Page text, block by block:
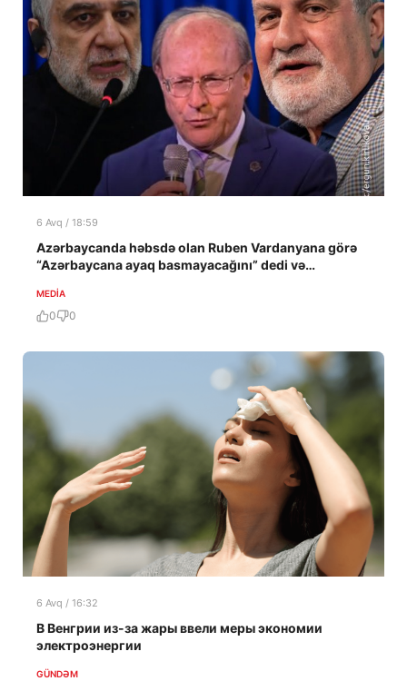
6 Avq / 18:59
Azərbaycanda həbsdə olan Ruben Vardanyana görə
“Azərbaycana ayaq basmayacağını” dedi və…
MEDİA
0 0
6 Avq / 16:32
В Венгрии из-за жары ввели меры экономии
электроэнергии
GÜNDƏM